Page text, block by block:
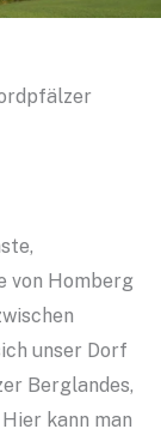
von Homberg
unser Dorf
Berglandes,
kann man